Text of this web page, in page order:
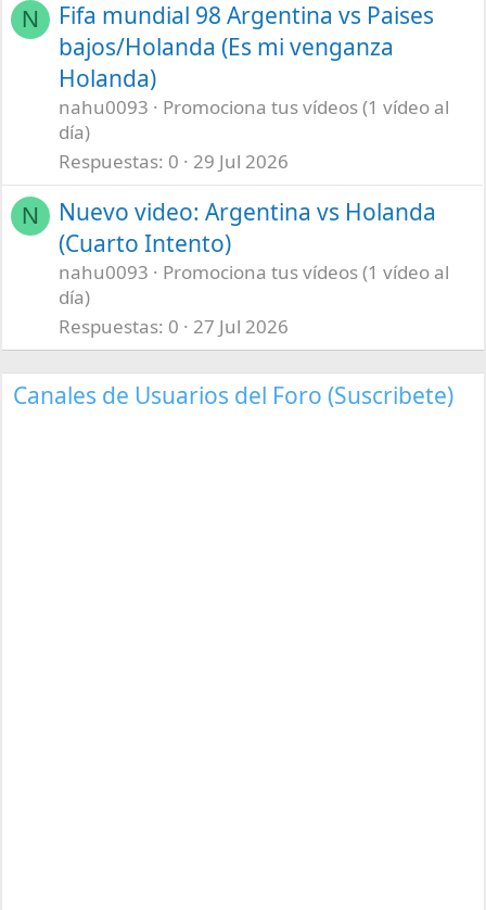
N
Fifa mundial 98 Argentina vs Paises
bajos/Holanda (Es mi venganza
Holanda)
nahu0093
Promociona tus vídeos (1 vídeo al
día)
Respuestas 0 29 Jul 2026
N
Nuevo video: Argentina vs Holanda
(Cuarto Intento)
nahu0093
Promociona tus vídeos (1 vídeo al
día)
Respuestas 0 27 Jul 2026
Canales de Usuarios del Foro (Suscribete)